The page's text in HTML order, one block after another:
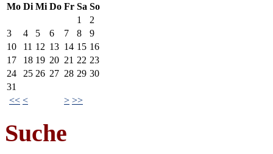
Mo Di Mi Do Fr Sa So
1
2
3
4 5 6 7 8
9
10
11 12 13 14 15 16
17
18 19 20 21 22 23
24
25 26 27 28 29 30
31
<< < > >>
Suche